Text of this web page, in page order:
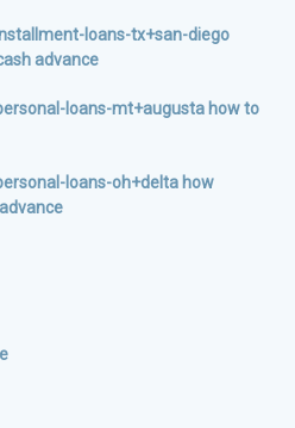
loans-tx+san-diego
advance
loans-mt+augusta how to
loans-oh+delta how